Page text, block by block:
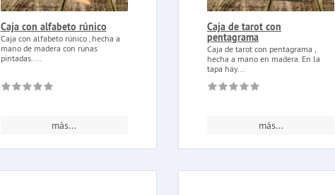
Caja con alfabeto rúnico
Caja con alfabeto rúnico , hecha a
mano de madera con runas
pintadas....
más...
Caja de tarot con
pentagrama
Caja de tarot con pentagrama ,
hecha a mano en madera. En la
tapa hay...
más...